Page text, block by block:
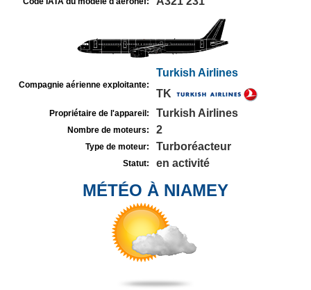
Compagnie aérienne exploitante:
Turkish Airlines
TK
Propriétaire de l'appareil: Turkish Airlines
Nombre de moteurs: 2
Type de moteur: Turboréacteur
Statut: en activité
MÉTÉO À NIAMEY